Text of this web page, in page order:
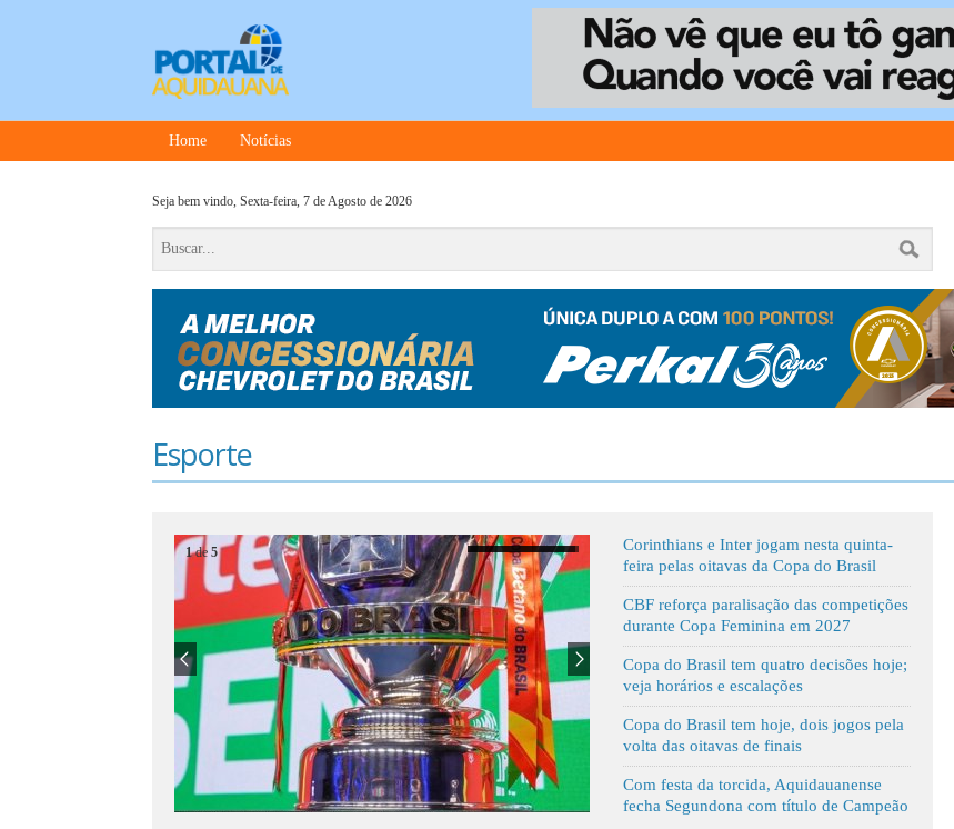
Home Notícias
Seja bem vindo, Sexta-feira, 7 de Agosto de 2026
Esporte
1de5
Corinthians e Inter jogam nesta quinta-
feira pelas oitavas da Copa do Brasil
CBF reforça paralisação das competições
durante Copa Feminina em 2027
Copa do Brasil tem quatro decisões hoje;
veja horários e escalações
Copa do Brasil tem hoje, dois jogos pela
volta das oitavas de finais
Com festa da torcida, Aquidauanense
fecha Segundona com título de Campeão